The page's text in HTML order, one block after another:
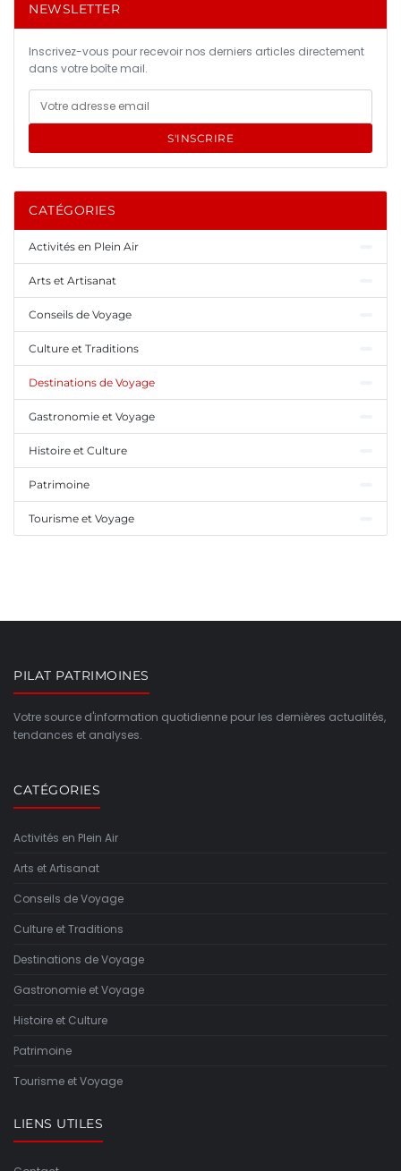
NEWSLETTER
Inscrivez-vous pour recevoir nos derniers articles directement
dans votre boîte mail.
S'INSCRIRE
CATÉGORIES
Activités en Plein Air
Arts et Artisanat
Conseils de Voyage
Culture et Traditions
Destinations de Voyage
Gastronomie et Voyage
Histoire et Culture
Patrimoine
Tourisme et Voyage
PILAT PATRIMOINES
Votre source d'information quotidienne pour les dernières actualités,
tendances et analyses.
CATÉGORIES
Activités en Plein Air
Arts et Artisanat
Conseils de Voyage
Culture et Traditions
Destinations de Voyage
Gastronomie et Voyage
Histoire et Culture
Patrimoine
Tourisme et Voyage
LIENS UTILES